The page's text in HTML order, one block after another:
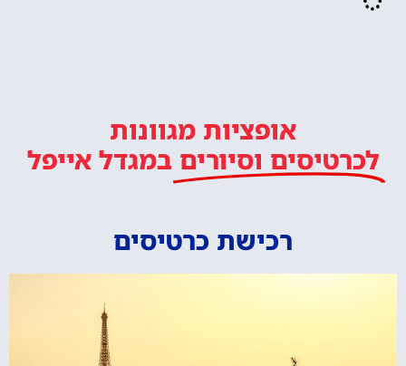
אופציות מגוונות
לכרטיסים וסיורים במגדל אייפל
רכישת כרטיסים